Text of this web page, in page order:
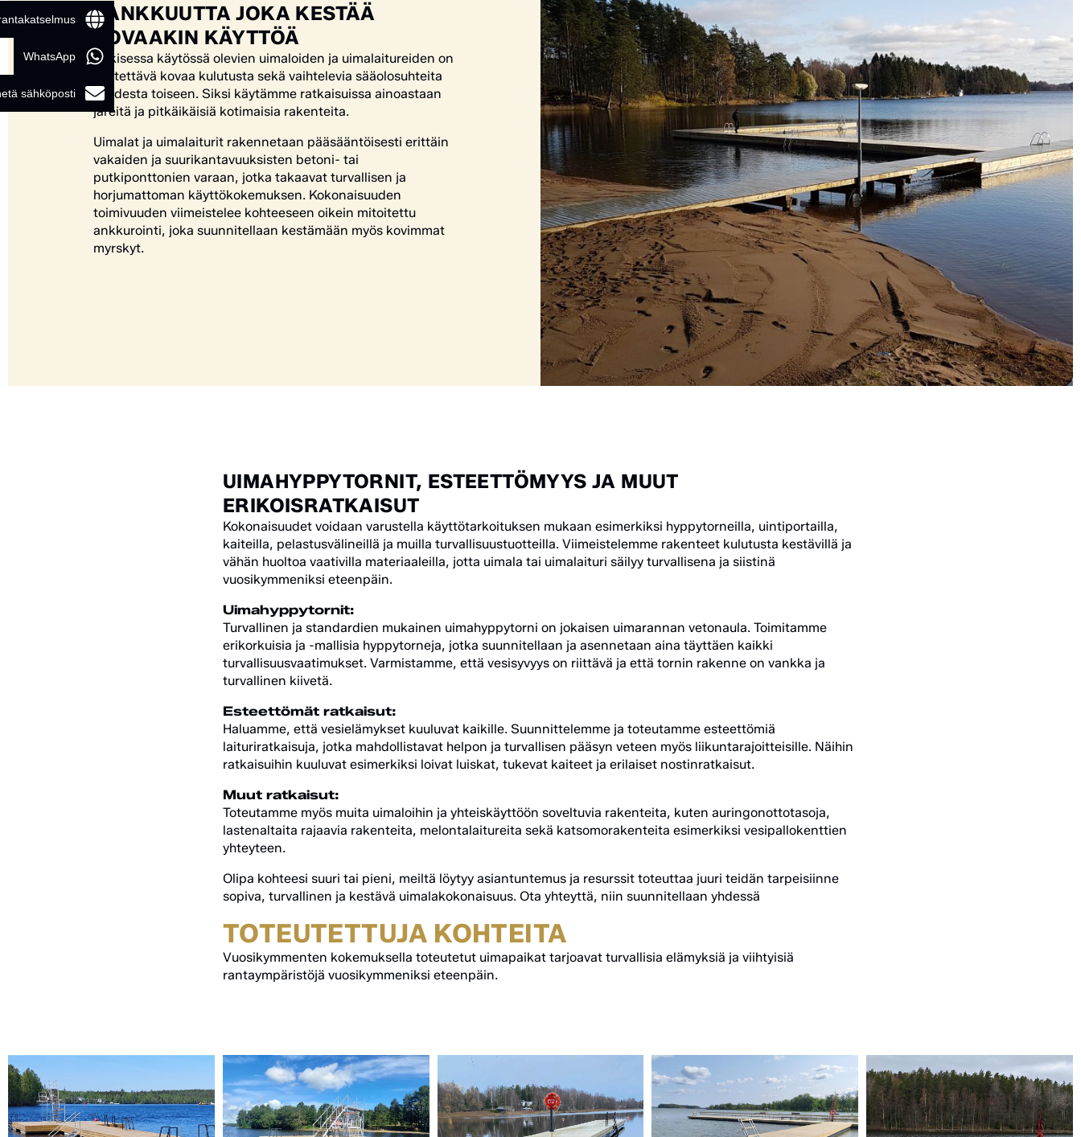
VANKKUUTTA JOKA KESTÄÄ
KOVAAKIN KÄYTTÖÄ
Julkisessa käytössä olevien uimaloiden ja uimalaitureiden on
kestettävä kovaa kulutusta sekä vaihtelevia sääolosuhteita
vuodesta toiseen. Siksi käytämme ratkaisuissa ainoastaan
järeitä ja pitkäikäisiä kotimaisia rakenteita.
Uimalat ja uimalaiturit rakennetaan pääsääntöisesti erittäin
vakaiden ja suurikantavuuksisten betoni- tai
putkiponttonien varaan, jotka takaavat turvallisen ja
horjumattoman käyttökokemuksen. Kokonaisuuden
toimivuuden viimeistelee kohteeseen oikein mitoitettu
ankkurointi, joka suunnitellaan kestämään myös kovimmat
myrskyt.
UIMAHYPPYTORNIT, ESTEETTÖMYYS JA MUUT
ERIKOISRATKAISUT
Kokonaisuudet voidaan varustella käyttötarkoituksen mukaan esimerkiksi hyppytorneilla, uintiportailla,
kaiteilla, pelastusvälineillä ja muilla turvallisuustuotteilla. Viimeistelemme rakenteet kulutusta kestävillä ja
vähän huoltoa vaativilla materiaaleilla, jotta uimala tai uimalaituri säilyy turvallisena ja siistinä
vuosikymmeniksi eteenpäin.
Uimahyppytornit:
Turvallinen ja standardien mukainen uimahyppytorni on jokaisen uimarannan vetonaula. Toimitamme
erikorkuisia ja -mallisia hyppytorneja, jotka suunnitellaan ja asennetaan aina täyttäen kaikki
turvallisuusvaatimukset. Varmistamme, että vesisyvyys on riittävä ja että tornin rakenne on vankka ja
turvallinen kiivetä.
Esteettömät ratkaisut:
Haluamme, että vesielämykset kuuluvat kaikille. Suunnittelemme ja toteutamme esteettömiä
laituriratkaisuja, jotka mahdollistavat helpon ja turvallisen pääsyn veteen myös liikuntarajoitteisille. Näihin
ratkaisuihin kuuluvat esimerkiksi loivat luiskat, tukevat kaiteet ja erilaiset nostinratkaisut.
Muut ratkaisut:
Toteutamme myös muita uimaloihin ja yhteiskäyttöön soveltuvia rakenteita, kuten auringonottotasoja,
lastenaltaita rajaavia rakenteita, melontalaitureita sekä katsomorakenteita esimerkiksi vesipallokenttien
yhteyteen.
Olipa kohteesi suuri tai pieni, meiltä löytyy asiantuntemus ja resurssit toteuttaa juuri teidän tarpeisiinne
sopiva, turvallinen ja kestävä uimalakokonaisuus. Ota yhteyttä, niin suunnitellaan yhdessä
TOTEUTETTUJA KOHTEITA
Vuosikymmenten kokemuksella toteutetut uimapaikat tarjoavat turvallisia elämyksiä ja viihtyisiä
rantaympäristöjä vuosikymmeniksi eteenpäin.
WhatsApp
sähköposti